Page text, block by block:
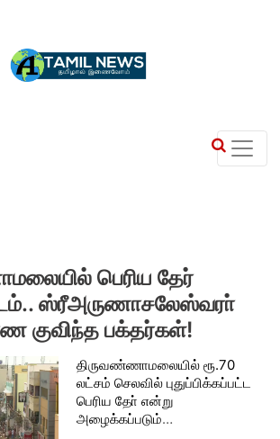
பெரிய தேர்
ஸ்ரீஅருணாசலேஸ்வரா்
குவிந்த பக்தர்கள்!
திருவண்ணாமலையில் ரூ.70
லட்சம் செலவில் புதுப்பிக்கப்பட்ட
பெரிய தோ் என்று
அழைக்கப்படும்